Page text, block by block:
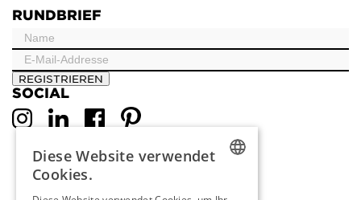
RUNDBRIEF
REGISTRIEREN
SOCIAL
Diese Website verwendet
Cookies.